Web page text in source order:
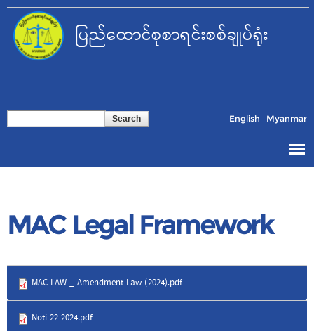
Skip to
content
ပြည်ထောင်စုစာရင်းစစ်ချုပ်ရုံး
Search form English Myanmar
MAC Legal Framework
MAC LAW _ Amendment Law (2024).pdf
Noti 22-2024.pdf